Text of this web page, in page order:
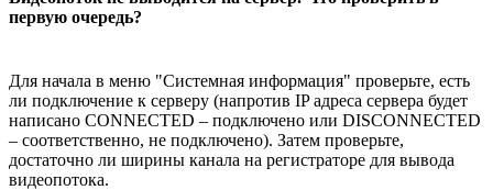
первую очередь?
Для начала в меню "Системная информация" проверьте, есть
ли подключение к серверу (напротив IP адреса сервера будет
написано CONNECTED – подключено или DISCONNECTED
– соответственно, не подключено). Затем проверьте,
достаточно ли ширины канала на регистраторе для вывода
видеопотока.